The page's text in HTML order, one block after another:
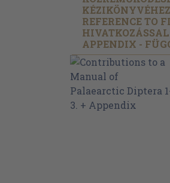
REFERENCE TO
APPENDIX -